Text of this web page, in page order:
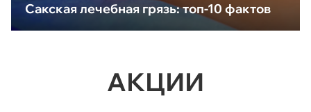
Сакская лечебная грязь: топ-10 фактов
АКЦИИ